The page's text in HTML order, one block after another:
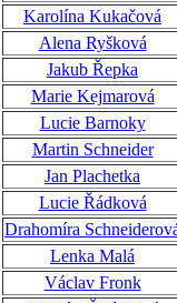
Karolína Kukačová
Alena Ryšková
Jakub Řepka
Marie Kejmarová
Lucie Barnoky
Martin Schneider
Jan Plachetka
Lucie Řádková
Drahomíra
Lenka Malá
Václav Fronk